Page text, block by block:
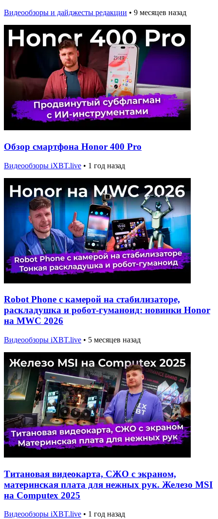
Видеообзоры и дайджесты редакции • 9 месяцев назад
Обзор смартфона Honor 400 Pro
Видеообзоры iXBT.live • 1 год назад
Robot Phone с камерой на стабилизаторе,
раскладушка и робот-гуманоид: новинки Honor
на MWC 2026
Видеообзоры iXBT.live • 5 месяцев назад
Титановая видеокарта, СЖО с экраном,
материнская плата для нежных рук. Железо MSI
на Computex 2025
Видеообзоры iXBT.live • 1 год назад